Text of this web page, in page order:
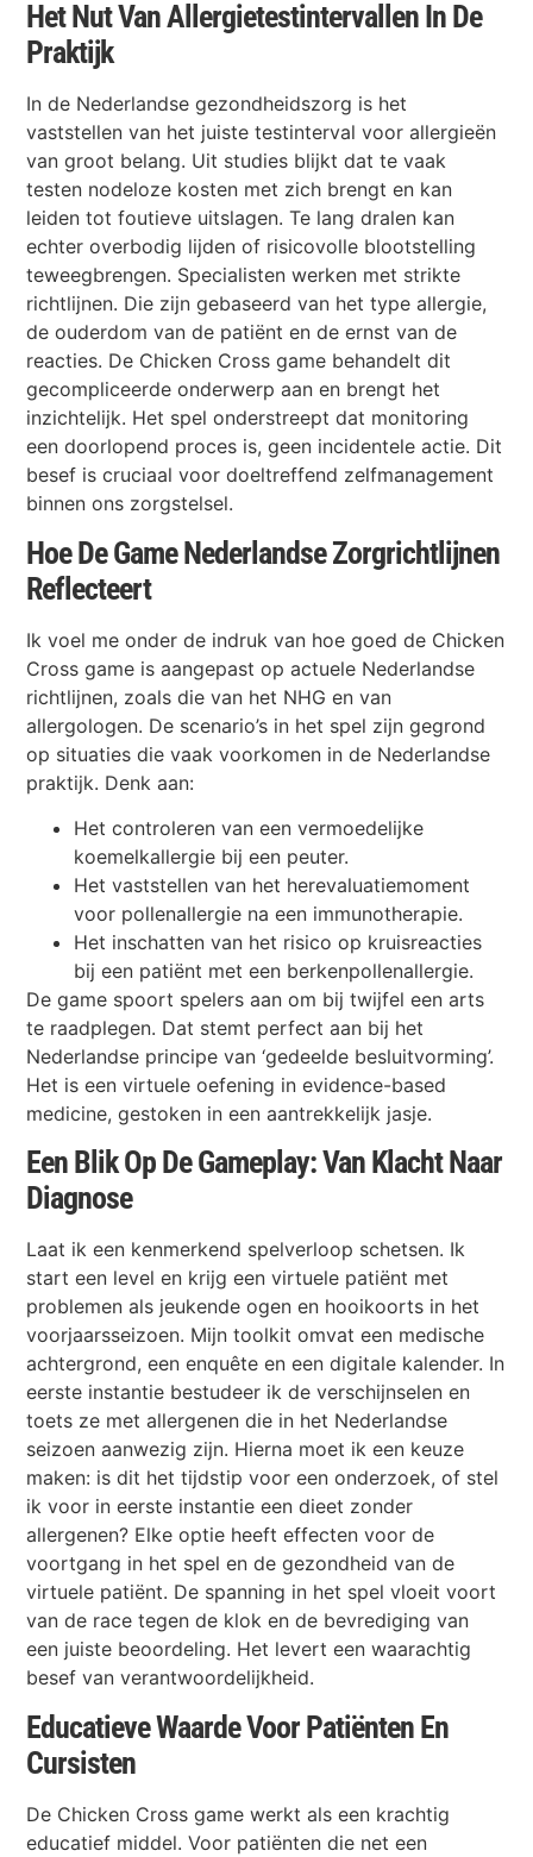
Het Nut Van Allergietestintervallen In De
Praktijk
In de Nederlandse gezondheidszorg is het
vaststellen van het juiste testinterval voor allergieën
van groot belang. Uit studies blijkt dat te vaak
testen nodeloze kosten met zich brengt en kan
leiden tot foutieve uitslagen. Te lang dralen kan
echter overbodig lijden of risicovolle blootstelling
teweegbrengen. Specialisten werken met strikte
richtlijnen. Die zijn gebaseerd van het type allergie,
de ouderdom van de patiënt en de ernst van de
reacties. De Chicken Cross game behandelt dit
gecompliceerde onderwerp aan en brengt het
inzichtelijk. Het spel onderstreept dat monitoring
een doorlopend proces is, geen incidentele actie. Dit
besef is cruciaal voor doeltreffend zelfmanagement
binnen ons zorgstelsel.
Hoe De Game Nederlandse Zorgrichtlijnen
Reflecteert
Ik voel me onder de indruk van hoe goed de Chicken
Cross game is aangepast op actuele Nederlandse
richtlijnen, zoals die van het NHG en van
allergologen. De scenario’s in het spel zijn gegrond
op situaties die vaak voorkomen in de Nederlandse
praktijk. Denk aan:
Het controleren van een vermoedelijke
koemelkallergie bij een peuter.
Het vaststellen van het herevaluatiemoment
voor pollenallergie na een immunotherapie.
Het inschatten van het risico op kruisreacties
bij een patiënt met een berkenpollenallergie.
De game spoort spelers aan om bij twijfel een arts
te raadplegen. Dat stemt perfect aan bij het
Nederlandse principe van ‘gedeelde besluitvorming’.
Het is een virtuele oefening in evidence-based
medicine, gestoken in een aantrekkelijk jasje.
Een Blik Op De Gameplay: Van Klacht Naar
Diagnose
Laat ik een kenmerkend spelverloop schetsen. Ik
start een level en krijg een virtuele patiënt met
problemen als jeukende ogen en hooikoorts in het
voorjaarsseizoen. Mijn toolkit omvat een medische
achtergrond, een enquête en een digitale kalender. In
eerste instantie bestudeer ik de verschijnselen en
toets ze met allergenen die in het Nederlandse
seizoen aanwezig zijn. Hierna moet ik een keuze
maken: is dit het tijdstip voor een onderzoek, of stel
ik voor in eerste instantie een dieet zonder
allergenen? Elke optie heeft effecten voor de
voortgang in het spel en de gezondheid van de
virtuele patiënt. De spanning in het spel vloeit voort
van de race tegen de klok en de bevrediging van
een juiste beoordeling. Het levert een waarachtig
besef van verantwoordelijkheid.
Educatieve Waarde Voor Patiënten En
Cursisten
De Chicken Cross game werkt als een krachtig
educatief middel. Voor patiënten die net een